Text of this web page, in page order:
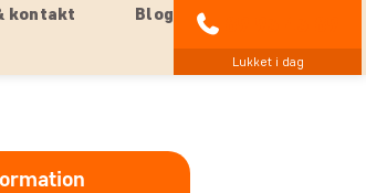
kontakt Blog
Lukket i dag